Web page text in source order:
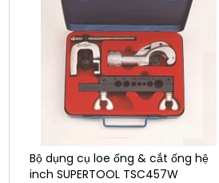
Bộ dụng cụ loe ống & cắt ống hệ
inch SUPERTOOL TSC457W